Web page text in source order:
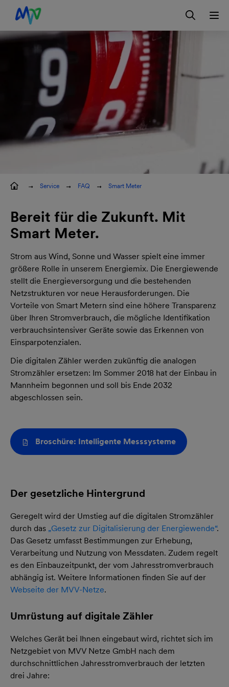
Zur Hauptnavigation springen
Zur Servicelasche springen
Zum Hauptinhalt springen
Zur Footernavigation springen
Login
Service FAQ Smart Meter
Bereit für die Zukunft. Mit
Smart Meter.
Strom aus Wind, Sonne und Wasser spielt eine immer
größere Rolle in unserem Energiemix. Die Energiewende
stellt die Energieversorgung und die bestehenden
Netzstrukturen vor neue Herausforderungen. Die
Vorteile von Smart Metern sind eine höhere Transparenz
über Ihren Stromverbrauch, die mögliche Identifikation
verbrauchsintensiver Geräte sowie das Erkennen von
Einsparpotenzialen.
Die digitalen Zähler werden zukünftig die analogen
Stromzähler ersetzen: Im Sommer 2018 hat der Einbau in
Mannheim begonnen und soll bis Ende 2032
abgeschlossen sein.
Broschüre: Intelligente Messsysteme
Der gesetzliche Hintergrund
Geregelt wird der Umstieg auf die digitalen Stromzähler
durch das „Gesetz zur Digitalisierung der Energiewende“.
Das Gesetz umfasst Bestimmungen zur Erhebung,
Verarbeitung und Nutzung von Messdaten. Zudem regelt
es den Einbauzeitpunkt, der vom Jahresstromverbrauch
abhängig ist. Weitere Informationen finden Sie auf der
Webseite der MVV-Netze.
Umrüstung auf digitale Zähler
Welches Gerät bei Ihnen eingebaut wird, richtet sich im
Netzgebiet von MVV Netze GmbH nach dem
durchschnittlichen Jahresstromverbrauch der letzten
drei Jahre: